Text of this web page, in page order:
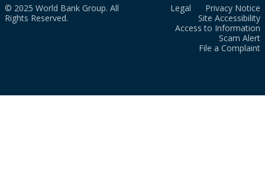
© 2025 World Bank Group. All
Rights Reserved.
Legal
Privacy Notice
Site Accessibility
Access to Information
Scam Alert
File a Complaint